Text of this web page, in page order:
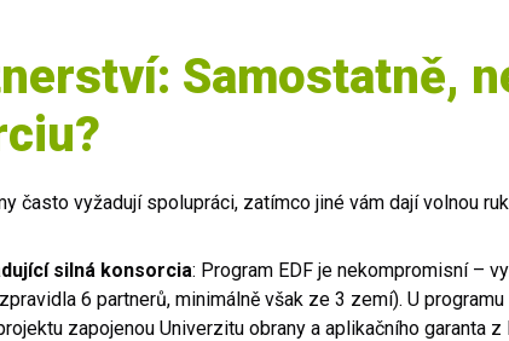
Samostatně,
často vyžadují spolupráci, zatímco jiné vám dají volnou
silná konsorcia: Program EDF je nekompromisní –
6 partnerů, minimálně však ze 3 zemí). U
zapojenou Univerzitu obrany a aplikačního garanta